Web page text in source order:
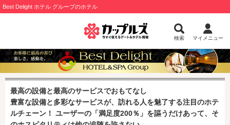
Best Delight ホテル グループのホテル
検索 マイメニュー
最高の設備と最高のサービスでおもてなし
豊富な設備と多彩なサービスが、訪れる人を魅了する注目のホテ
ルチェーン！ ユーザーの「満足度200％」を謳うだけあって、そ